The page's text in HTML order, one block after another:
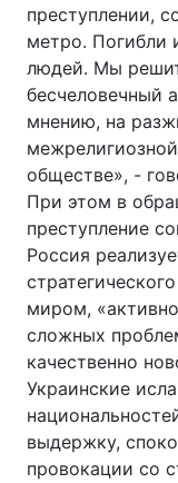
преступлении,
метро. Погибли
людей. Мы
бесчеловечный
мнению, на
обществе», -
При этом в
преступление
Россия
миром,
сложных
качественно
Украинские
выдержку,
провокации со